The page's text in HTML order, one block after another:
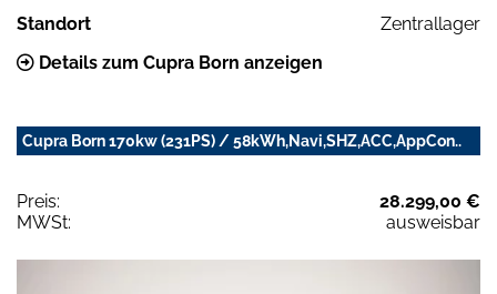
Standort
Zentrallager
Details zum Cupra Born anzeigen
Cupra Born 170kw (231PS) / 58kWh,Navi,SHZ,ACC,AppCon..
Preis:
28.299,00 €
MWSt:
ausweisbar